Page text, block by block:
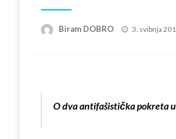
Biram DOBRO
Posted
3. svibnja
O dva antifašistička pokreta